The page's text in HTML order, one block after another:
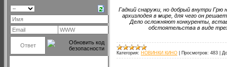
Гадкий снаружи, но добрый внутри Грю
архизлодея в мире, для чего он
Дело осложняют конкуренты,
обстоятельства в виде
Категория: НОВИНКИ КИНО Просмотров: 483